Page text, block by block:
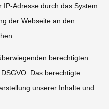
Adresse durch das System
der Webseite an den
berechtigten
Das berechtigte
unserer Inhalte und